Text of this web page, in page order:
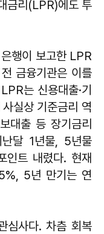
금리(LPR)에도 투
행이 보고한 LPR
금융기관은 이를
는 신용대출·기
실상 기준금리 역
대출 등 장기금리
달 1년물, 5년물
트 내렸다. 현재
5년 만기는 연
심사다. 차츰 회복